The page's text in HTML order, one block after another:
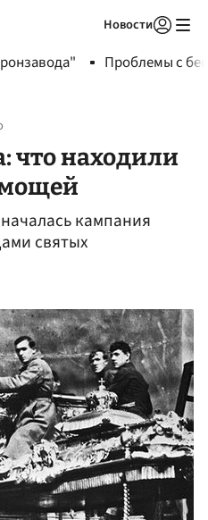
Новости
Проблемы с
что находили
кампания
святых